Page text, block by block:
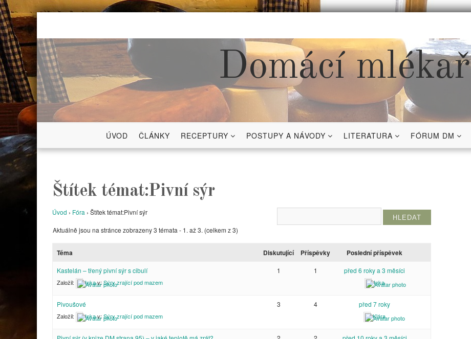
Skip
content
Domácí mlékař
ÚVOD ČLÁNKY RECEPTURY POSTUPY A NÁVODY LITERATURA FÓRUM DM
Štítek témat:Pivní sýr
Úvod › Fóra › Štítek témat:Pivní sýr
Aktuálně jsou na stránce zobrazeny 3 témata - 1. až 3. (celkem z 3)
Téma Diskutující Příspěvky Poslední příspěvek
Kastelán – třený pivní sýr s cibulí
Založil: Inkav:Sýry zrající pod mazem
1 1 před 6 roky a 3 měsíci
Inka
Pivoušové
Založil: Inkav:Sýry zrající pod mazem
3 4 před 7 roky
Klára